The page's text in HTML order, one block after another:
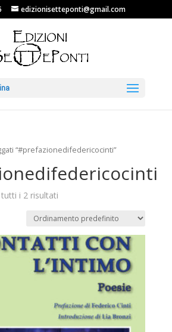
edizionisetteponti@gmail.com
“#prefazionedifedericocinti”
i 2 risultati